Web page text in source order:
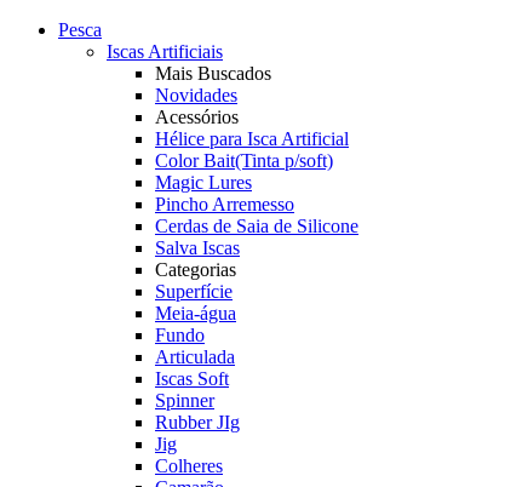
Pesca
Iscas Artificiais
Mais Buscados
Novidades
Acessórios
Hélice para Isca Artificial
Color Bait(Tinta p/soft)
Magic Lures
Pincho Arremesso
Cerdas de Saia de Silicone
Salva Iscas
Categorias
Superfície
Meia-água
Fundo
Articulada
Iscas Soft
Spinner
Rubber JIg
Jig
Colheres